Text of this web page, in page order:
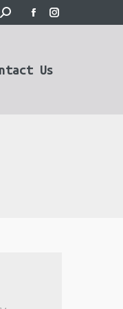
Search:
Facebook
in
Instagram
Us